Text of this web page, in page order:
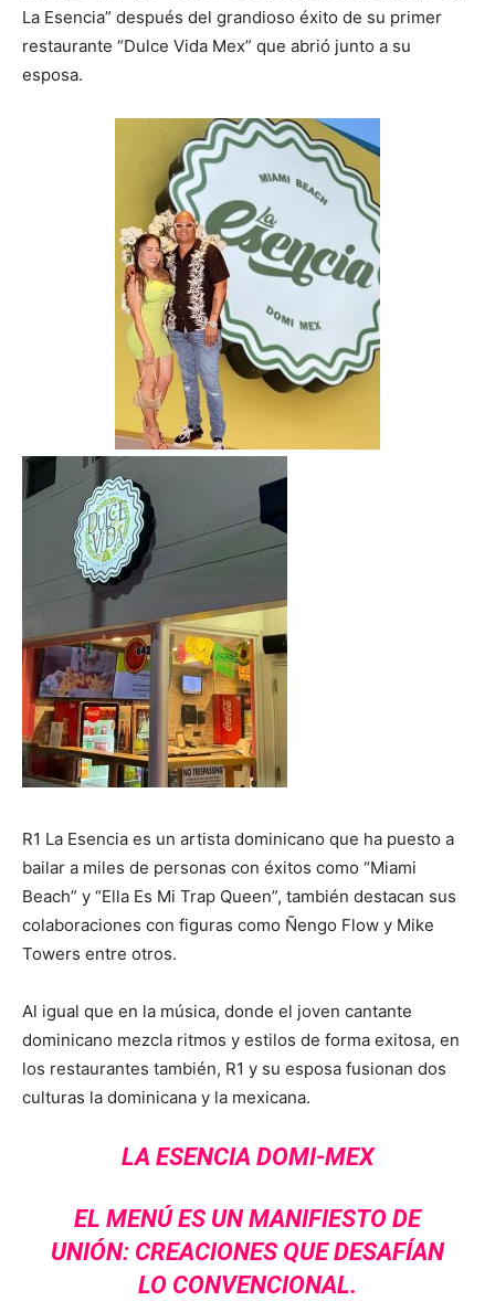
La Esencia” después del grandioso éxito de su primer
restaurante “Dulce Vida Mex” que abrió junto a su
esposa.
R1 La Esencia es un artista dominicano que ha puesto a
bailar a miles de personas con éxitos como “Miami
Beach” y “Ella Es Mi Trap Queen”, también destacan sus
colaboraciones con figuras como Ñengo Flow y Mike
Towers entre otros.
Al igual que en la música, donde el joven cantante
dominicano mezcla ritmos y estilos de forma exitosa, en
los restaurantes también, R1 y su esposa fusionan dos
culturas la dominicana y la mexicana.
LA ESENCIA DOMI-MEX
EL MENÚ ES UN MANIFIESTO DE
UNIÓN: CREACIONES QUE DESAFÍAN
LO CONVENCIONAL.